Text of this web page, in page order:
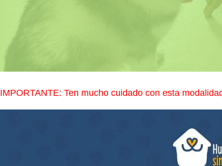
IMPORTANTE: Ten mucho cuidado con esta